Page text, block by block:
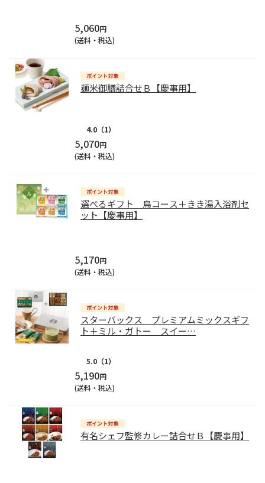
5,060円
(送料・税込)
麺米御膳詰合せＢ【慶事用】
4.0 （1）
5,070円
(送料・税込)
選べるギフト 鳥コース＋きき湯入浴剤セ
ット【慶事用】
5,170円
(送料・税込)
スターバックス プレミアムミックスギフ
ト＋ミル・ガトー スイー…
5.0 （1）
5,190円
(送料・税込)
有名シェフ監修カレー詰合せＢ【慶事用】